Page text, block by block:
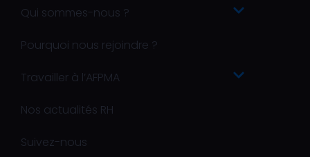
Qui sommes-nous ?
Pourquoi nous rejoindre ?
Travailler à l’AFPMA
Nos actualités RH
Suivez-nous